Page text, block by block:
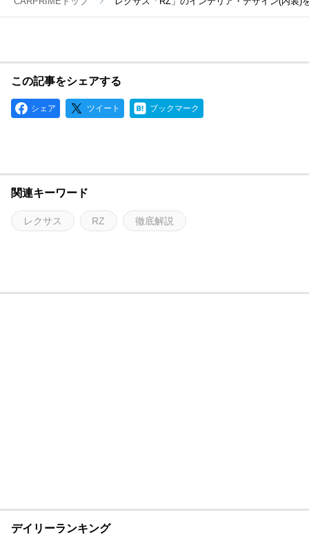
この記事をシェアする
シェア ツイート ブックマーク
関連キーワード
レクサス RZ 徹底解説
デイリーランキング